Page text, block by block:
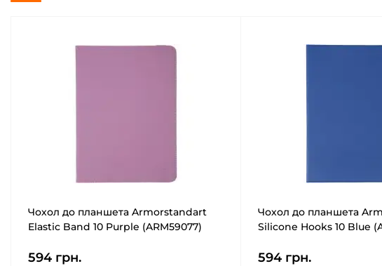
Чохол до планшета Armorstandart
Elastic Band 10 Purple (ARM59077)
594 грн.
Чохол до планшета
Silicone Hooks 10 Blue
594 грн.